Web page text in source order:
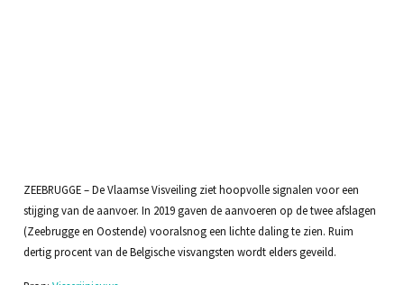
ZEEBRUGGE – De Vlaamse Visveiling ziet hoopvolle signalen voor een
stijging van de aanvoer. In 2019 gaven de aanvoeren op de twee afslagen
(Zeebrugge en Oostende) vooralsnog een lichte daling te zien. Ruim
dertig procent van de Belgische visvangsten wordt elders geveild.